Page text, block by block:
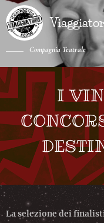
Compagnia Teatrale
I
La selezione dei